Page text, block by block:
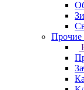
Прочие